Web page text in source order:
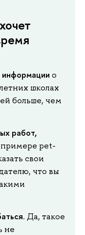
о
школах
больше, чем
работ,
pet-
свои
что вы
. Да, такое
не